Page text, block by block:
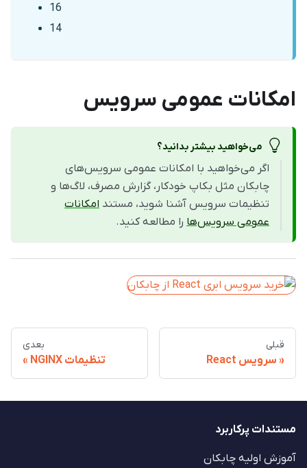
16
14
امکانات عمومی سرویس
می‌خواهید بیشتر بدانید؟
اگر می‌خواهید با امکانات عمومی سرویس‌های
چابکان مثل بکاپ خودکار، گزارش مصرف، لاگ‌ها و
تنظیمات سرویس آشنا شوید، مستند امکانات
عمومی سرویس‌ها را مطالعه کنید.
قبلی
سرویس React
بعدی
تنظیمات NGINX
مستندات پرکاربرد
آموزش اولیه چابکان